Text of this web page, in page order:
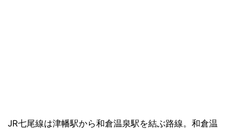
JR七尾線は津幡駅から和倉温泉駅を結ぶ路線。和倉温